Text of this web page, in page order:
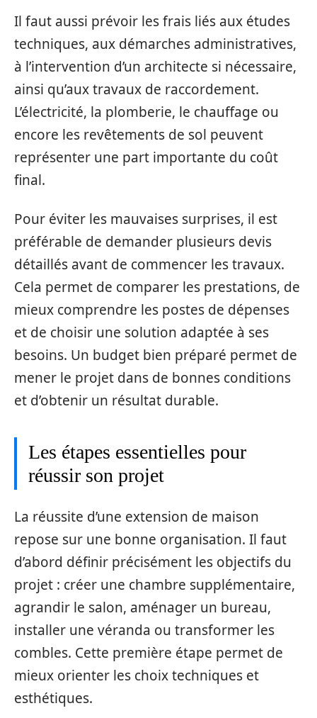
Il faut aussi prévoir les frais liés aux études
techniques, aux démarches administratives,
à l’intervention d’un architecte si nécessaire,
ainsi qu’aux travaux de raccordement.
L’électricité, la plomberie, le chauffage ou
encore les revêtements de sol peuvent
représenter une part importante du coût
final.
Pour éviter les mauvaises surprises, il est
préférable de demander plusieurs devis
détaillés avant de commencer les travaux.
Cela permet de comparer les prestations, de
mieux comprendre les postes de dépenses
et de choisir une solution adaptée à ses
besoins. Un budget bien préparé permet de
mener le projet dans de bonnes conditions
et d’obtenir un résultat durable.
Les étapes essentielles pour
réussir son projet
La réussite d’une extension de maison
repose sur une bonne organisation. Il faut
d’abord définir précisément les objectifs du
projet : créer une chambre supplémentaire,
agrandir le salon, aménager un bureau,
installer une véranda ou transformer les
combles. Cette première étape permet de
mieux orienter les choix techniques et
esthétiques.